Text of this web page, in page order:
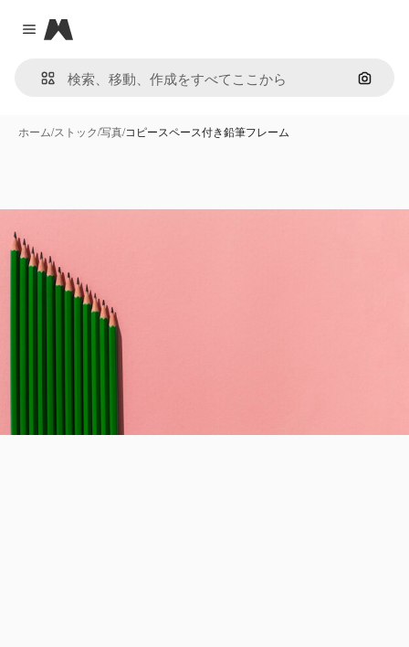
Close menu
Magnific
画像で
ホーム/ストック/写真/コピースペース付き鉛筆フレーム